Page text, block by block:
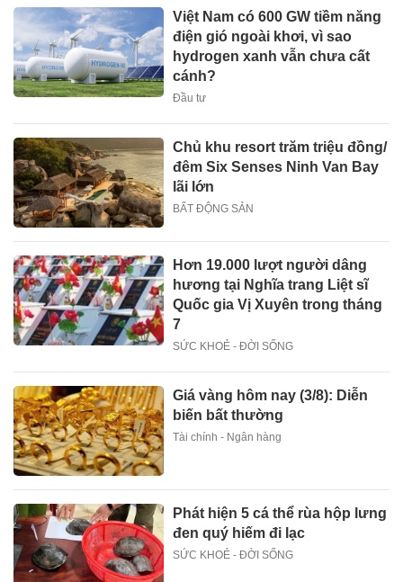
Việt Nam có 600 GW tiềm năng
điện gió ngoài khơi, vì sao
hydrogen xanh vẫn chưa cất
cánh?
Đầu tư
Chủ khu resort trăm triệu đồng/
đêm Six Senses Ninh Van Bay
lãi lớn
BẤT ĐỘNG SẢN
Hơn 19.000 lượt người dâng
hương tại Nghĩa trang Liệt sĩ
Quốc gia Vị Xuyên trong tháng
7
SỨC KHOẺ - ĐỜI SỐNG
Giá vàng hôm nay (3/8): Diễn
biến bất thường
Tài chính - Ngân hàng
Phát hiện 5 cá thể rùa hộp lưng
đen quý hiếm đi lạc
SỨC KHOẺ - ĐỜI SỐNG